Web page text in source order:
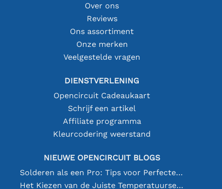
Over ons
Reviews
Ons assortiment
Onze merken
Veelgestelde vragen
DIENSTVERLENING
Opencircuit Cadeaukaart
Schrijf een artikel
Affiliate programma
Kleurcodering weerstand
NIEUWE OPENCIRCUIT BLOGS
Solderen als een Pro: Tips voor Perfecte Elektronische Verbindingen
Het Kiezen van de Juiste Temperatuursensor [youtube]